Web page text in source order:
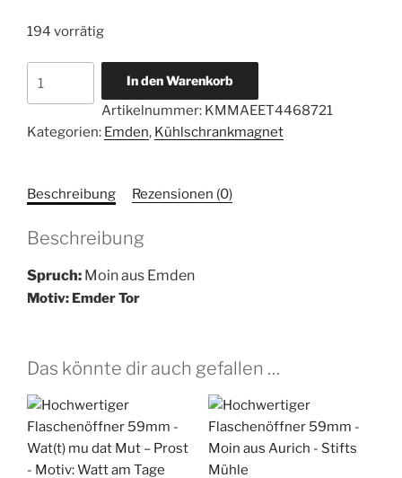
194 vorrätig
68
Moin
Emden
-
Emder
In den Warenkorb
Artikelnummer: KMMAEET4468721
Kategorien: Emden, Kühlschrankmagnet
Beschreibung Rezensionen (0)
Beschreibung
Spruch: Moin aus Emden
Motiv: Emder Tor
Das könnte dir auch gefallen …